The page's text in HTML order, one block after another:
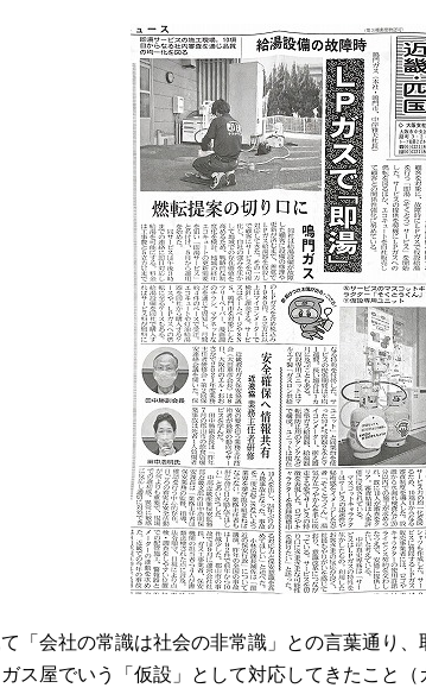
「会社の常識は社会の非常識」との言葉通り
ス屋でいう「仮設」として対応してきたこと